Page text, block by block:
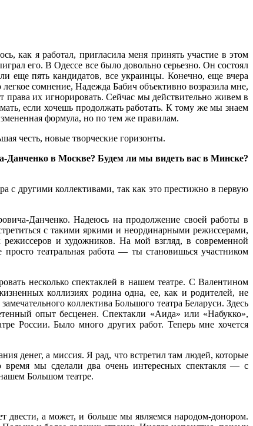
как я работал, пригласила меня принять участие в этом
его. В Одессе все было довольно серьезно. Он состоял
еще пять кандидатов, все украинцы. Конечно, еще вчера
сомнение, Надежда Бабич объективно возразила мне,
права их игнорировать. Сейчас мы действительно живем в
если хочешь продолжать работать. К тому же мы знаем
формула, но по тем же правилам.
честь, новые творческие горизонты.
Данченко в Москве? Будем ли мы видеть вас в Минске?
с другими коллективами, так как это престижно в первую
Данченко. Надеюсь на продолжение своей работы в
с такими яркими и неординарными режиссерами,
и художников. На мой взгляд, в современной
театральная работа — ты становишься участником
несколько спектаклей в нашем театре. С Валентином
коллизиях родина одна, ее, как и родителей, не
коллектива Большого театра Беларуси. Здесь
опыт бесценен. Спектакли «Аида» или «Набукко»,
России. Было много других работ. Теперь мне хочется
денег, а миссия. Я рад, что встретил там людей, которые
время мы сделали два очень интересных спектакля — с
Большом театре.
двести, а может, и больше мы являемся народом-донором.